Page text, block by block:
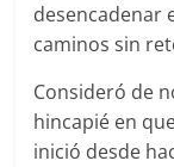
desencadenar
caminos sin
Consideró de
hincapié en
inició desde